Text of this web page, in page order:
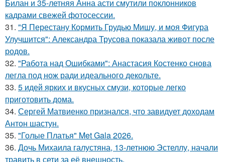
Билан и 35-летняя Анна асти смутили поклонников
кадрами свежей фотосессии.
31. "Я Перестану Кормить Грудью Мишу, и моя Фигура
Улучшится": Александра Трусова показала живот после
родов.
32. "Работа над Ошибками": Анастасия Костенко снова
легла под нож ради идеального декольте.
33. 5 идей ярких и вкусных смузи, которые легко
приготовить дома.
34. Сергей Матвиенко признался, что завидует доходам
Антон шастун.
35. "Голые Платья" Met Gala 2026.
36. Дочь Михаила галустяна, 13-летнюю Эстеллу, начали
травить в сети за её внешность.